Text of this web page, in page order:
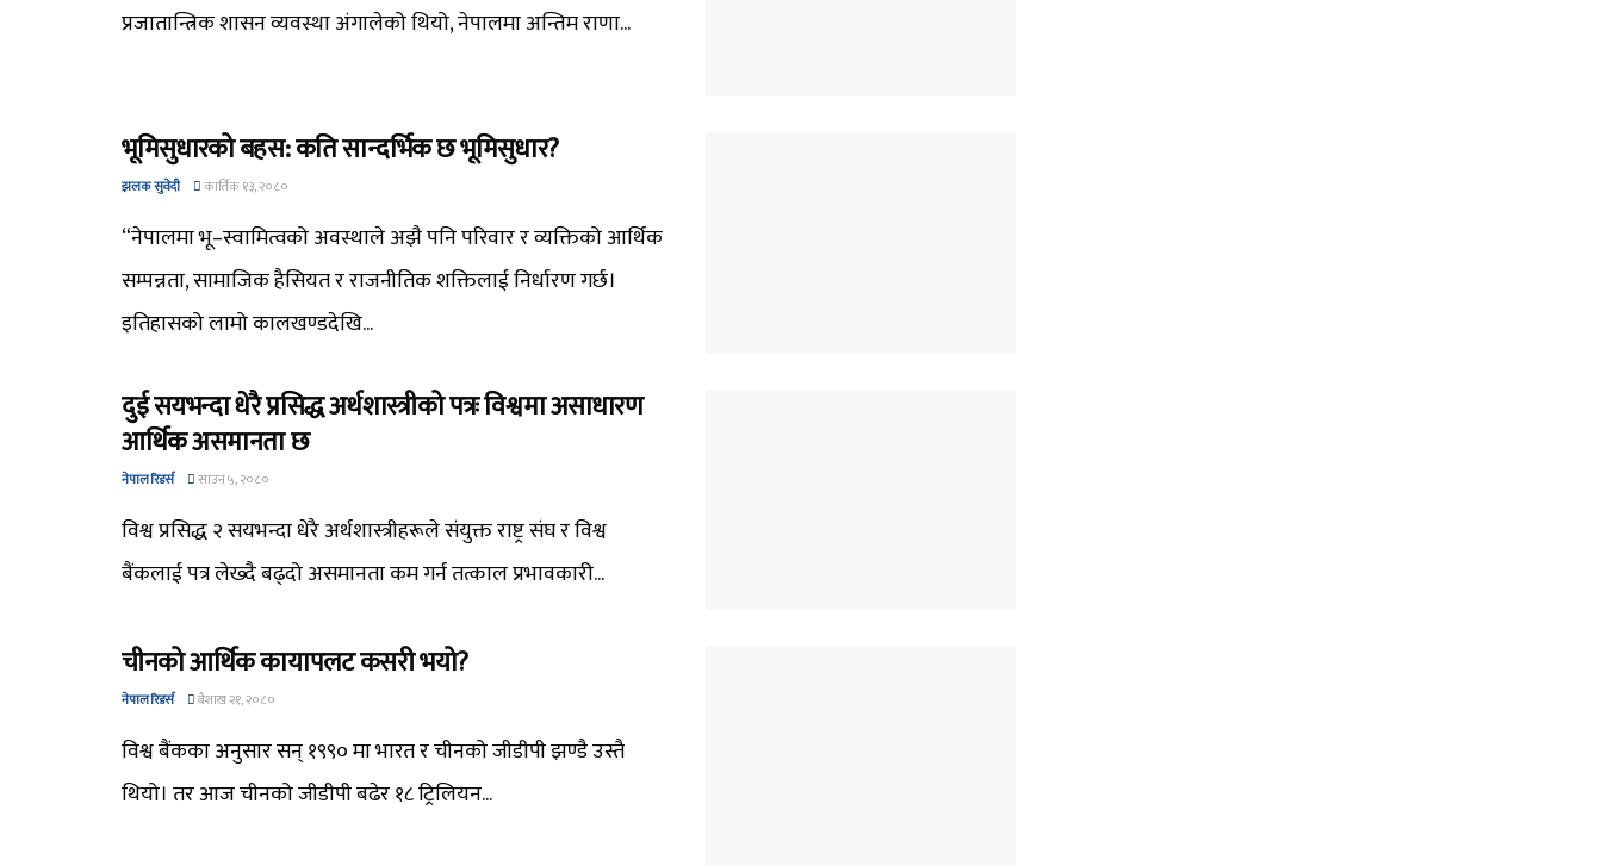
प्रजातान्त्रिक शासन व्यवस्था अंगालेको थियो, नेपालमा अन्तिम राणा...
भूमिसुधारको बहस: कति सान्दर्भिक छ भूमिसुधार?
झलक सुवेदी कार्तिक १३, २०८०
“नेपालमा भू–स्वामित्वको अवस्थाले अझै पनि परिवार र व्यक्तिको आर्थिक
सम्पन्नता, सामाजिक हैसियत र राजनीतिक शक्तिलाई निर्धारण गर्छ।
इतिहासको लामो कालखण्डदेखि...
दुई सयभन्दा धेरै प्रसिद्ध अर्थशास्त्रीको पत्रः विश्वमा असाधारण
आर्थिक असमानता छ
नेपाल रिडर्स साउन ५, २०८०
विश्व प्रसिद्ध २ सयभन्दा धेरै अर्थशास्त्रीहरूले संयुक्त राष्ट्र संघ र विश्व
बैंकलाई पत्र लेख्दै बढ्दो असमानता कम गर्न तत्काल प्रभावकारी...
चीनको आर्थिक कायापलट कसरी भयो?
नेपाल रिडर्स बैशाख २१, २०८०
विश्व बैंकका अनुसार सन् १९९० मा भारत र चीनको जीडीपी झण्डै उस्तै
थियो। तर आज चीनको जीडीपी बढेर १८ ट्रिलियन...